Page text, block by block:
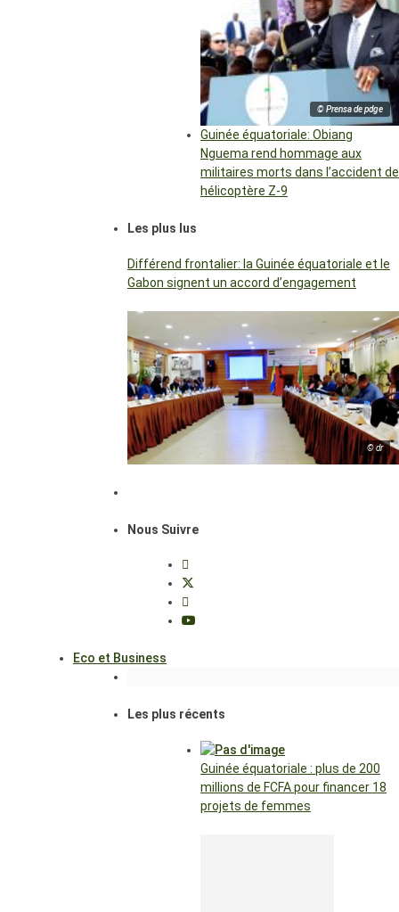
© Prensa de pdge
Guinée équatoriale: Obiang
Nguema rend hommage aux
militaires morts dans l’accident de
hélicoptère Z-9
Les plus lus
Différend frontalier: la Guinée équatoriale et le
Gabon signent un accord d’engagement
© dr
Nous Suivre
Eco et Business
Les plus récents
Guinée équatoriale : plus de 200
millions de FCFA pour financer 18
projets de femmes